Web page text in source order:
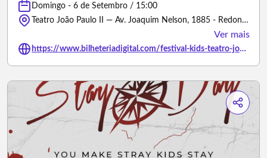
Domingo - 6 de Setembro / 15:00
Teatro João Paulo II — Av. Joaquim Nelson, 1885 - Redonda, Teresina - PI - Teresina/Piauí
Ver mais
https://www.bilheteriadigital.com/festival-kids-teatro-joao-paulo-ii-06-de-setembro